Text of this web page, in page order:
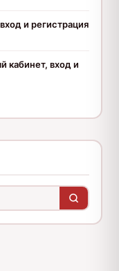
и регистрация
кабинет, вход и